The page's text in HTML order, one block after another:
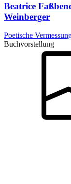
Beatrice
Weinberger
Poetische
Buchvorstellung